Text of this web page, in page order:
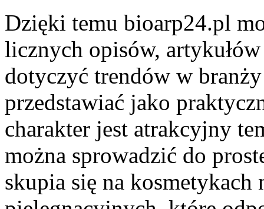
Dzięki temu bioarp24.pl
licznych opisów,
dotyczyć trendów w
przedstawiać jako
charakter jest atrakcyjny
można sprowadzić do
skupia się na